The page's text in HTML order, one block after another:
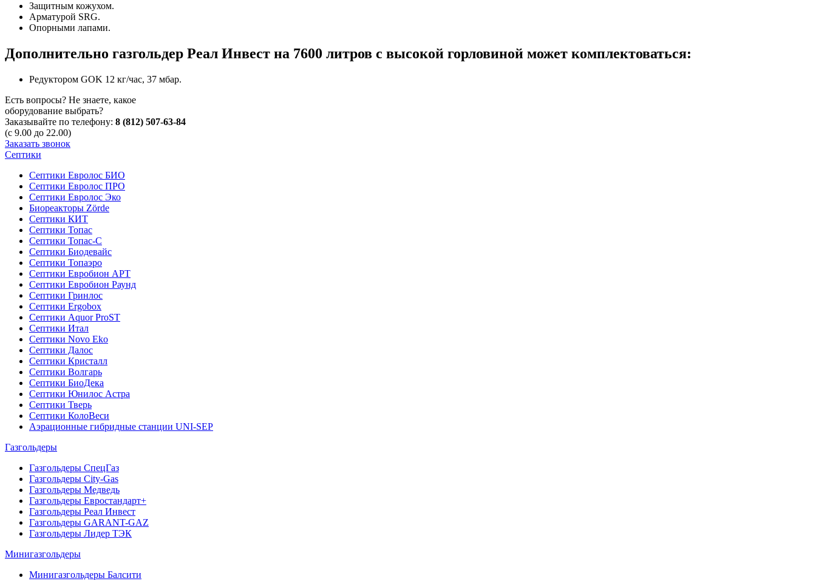
Защитным кожухом.
Арматурой SRG.
Опорными лапами.
Дополнительно газгольдер Реал Инвест на 7600 литров с высокой горловиной может комплектоваться:
Редуктором GOK 12 кг/час, 37 мбар.
Есть вопросы? Не знаете, какое
оборудование выбрать?
Заказывайте по телефону: 8 (812) 507-63-84
(с 9.00 до 22.00)
Заказать звонок
Септики
Септики Евролос БИО
Септики Евролос ПРО
Септики Евролос Эко
Биореакторы Zörde
Септики КИТ
Септики Топас
Септики Топас-С
Септики Биодевайс
Септики Топаэро
Септики Евробион АРТ
Септики Евробион Раунд
Септики Гринлос
Септики Ergobox
Септики Aquor ProST
Септики Итал
Септики Novo Eko
Септики Далос
Септики Кристалл
Септики Волгарь
Септики БиоДека
Септики Юнилос Астра
Септики Тверь
Септики КолоВеси
Аэрационные гибридные станции UNI-SEP
Газгольдеры
Газгольдеры СпецГаз
Газгольдеры City-Gas
Газгольдеры Медведь
Газгольдеры Евростандарт+
Газгольдеры Реал Инвест
Газгольдеры GARANT-GAZ
Газгольдеры Лидер ТЭК
Минигазгольдеры
Минигазгольдеры Балсити